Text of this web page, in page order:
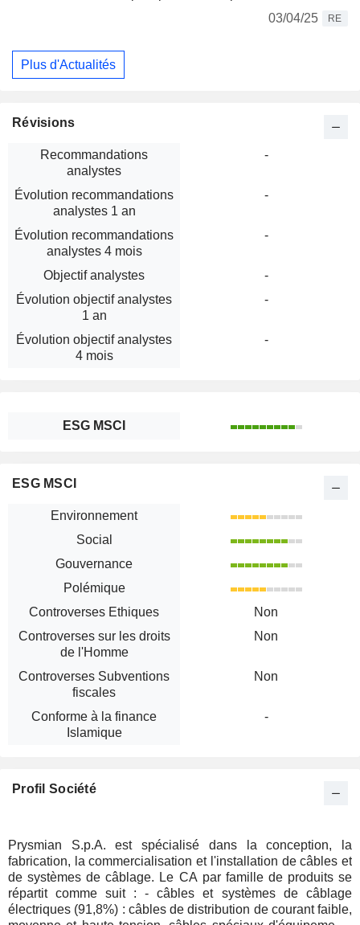
03/04/25
RE
Plus d'Actualités
Révisions
Recommandations
analystes
-
Évolution recommandations
analystes 1 an
-
Évolution recommandations
analystes 4 mois
-
Objectif analystes
-
Évolution objectif analystes
1 an
-
Évolution objectif analystes
4 mois
-
ESG MSCI
ESG MSCI
Environnement
Social
Gouvernance
Polémique
Controverses Ethiques
Non
Controverses sur les droits
de l'Homme
Non
Controverses Subventions
fiscales
Non
Conforme à la finance
Islamique
-
Profil Société
Prysmian S.p.A. est spécialisé dans la conception, la
fabrication, la commercialisation et l'installation de câbles et
de systèmes de câblage. Le CA par famille de produits se
répartit comme suit : - câbles et systèmes de câblage
électriques (91,8%) : câbles de distribution de courant faible,